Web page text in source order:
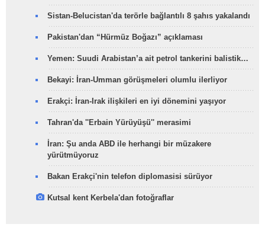
Sistan-Belucistan'da terörle bağlantılı 8 şahıs yakalandı
Pakistan'dan “Hürmüz Boğazı” açıklaması
Yemen: Suudi Arabistan’a ait petrol tankerini balistik…
Bekayi: İran-Umman görüşmeleri olumlu ilerliyor
Erakçi: İran-Irak ilişkileri en iyi dönemini yaşıyor
Tahran'da ''Erbain Yürüyüşü'' merasimi
İran: Şu anda ABD ile herhangi bir müzakere
yürütmüyoruz
Bakan Erakçi'nin telefon diplomasisi sürüyor
Kutsal kent Kerbela'dan fotoğraflar